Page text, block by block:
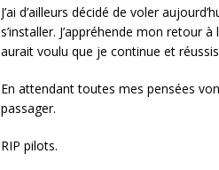
J’ai d’ailleurs décidé de voler
s’installer. J’appréhende mon retour
aurait voulu que je continue et
En attendant toutes mes pensées
passager.
RIP pilots.